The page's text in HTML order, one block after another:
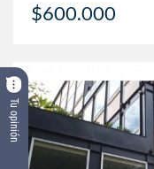
Tu opinión
$600.000